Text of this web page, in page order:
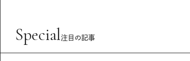
Special注目の記事